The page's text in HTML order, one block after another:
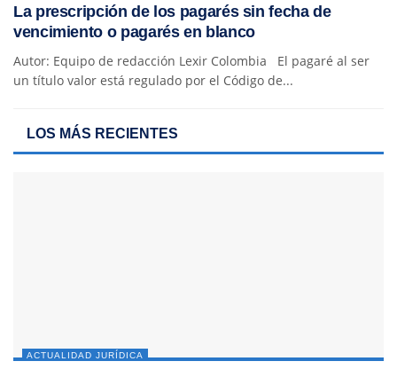
La prescripción de los pagarés sin fecha de
vencimiento o pagarés en blanco
Autor: Equipo de redacción Lexir Colombia El pagaré al ser
un título valor está regulado por el Código de...
LOS MÁS RECIENTES
ACTUALIDAD JURÍDICA